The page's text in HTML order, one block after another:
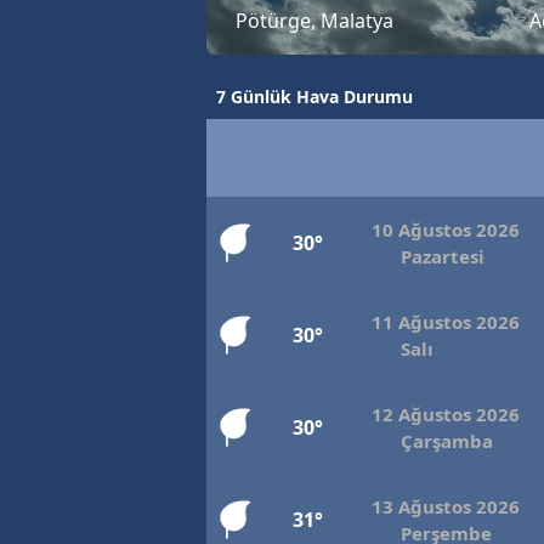
Pötürge, Malatya
7 Günlük Hava Durumu
30°
10 Ağustos 2026
Pazartesi
30°
11 Ağustos 2026
Salı
30°
12 Ağustos 2026
Çarşamba
31°
13 Ağustos 2026
Perşembe